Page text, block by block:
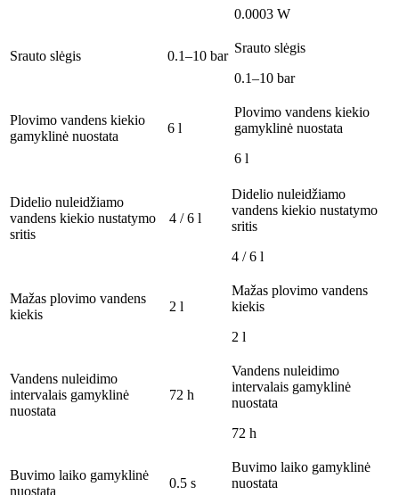
0.0003 W
Srauto slėgis 0.1–10 bar
Srauto slėgis
0.1–10 bar
Plovimo vandens kiekio
gamyklinė nuostata
6 l
Plovimo vandens kiekio
gamyklinė nuostata
6 l
Didelio nuleidžiamo
vandens kiekio nustatymo
sritis
4 / 6 l
Didelio nuleidžiamo
vandens kiekio nustatymo
sritis
4 / 6 l
Mažas plovimo vandens
kiekis
2 l
Mažas plovimo vandens
kiekis
2 l
Vandens nuleidimo
intervalais gamyklinė
nuostata
72 h
Vandens nuleidimo
intervalais gamyklinė
nuostata
72 h
Buvimo laiko gamyklinė
nuostata
0.5 s
Buvimo laiko gamyklinė
nuostata